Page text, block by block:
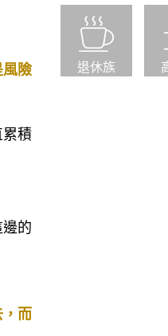
風險
累積
的
而
退休族